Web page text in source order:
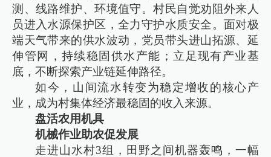
测、线路维护、环境值守。村民自觉劝阻外来人
员进入水源保护区，全力守护水质安全。面对极
端天气带来的供水波动，党员带头进山拓源、延
伸管网，持续稳固供水产能；立足现有产业基
底，不断探索产业链延伸路径。
如今，山间流水转变为稳定增收的核心产
业，成为村集体经济最稳固的收入来源。
盘活农用机具
机械作业助农促发展
走进山水村3组，田野之间机器轰鸣，一幅